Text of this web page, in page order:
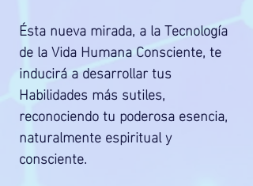
Ésta nueva mirada, a la Tecnología
de la Vida Humana Consciente, te
inducirá a desarrollar tus
Habilidades más sutiles,
reconociendo tu poderosa esencia,
naturalmente espiritual y
consciente.